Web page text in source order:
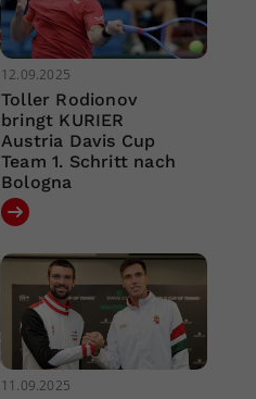
12.09.2025
Toller Rodionov
bringt KURIER
Austria Davis Cup
Team 1. Schritt nach
Bologna
11.09.2025